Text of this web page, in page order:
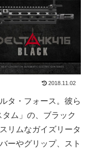
2018.11.02
タ・フォース。彼ら
ム」の、ブラック
リムなガイズリータ
ーやグリップ、スト